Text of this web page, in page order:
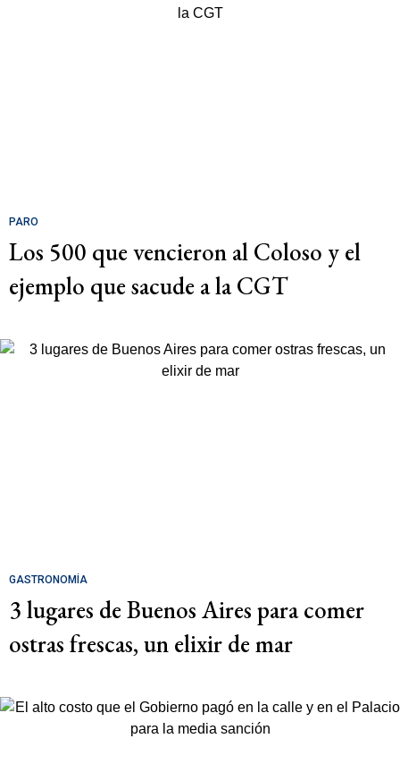
PARO
Los 500 que vencieron al Coloso y el
ejemplo que sacude a la CGT
GASTRONOMÍA
3 lugares de Buenos Aires para comer
ostras frescas, un elixir de mar